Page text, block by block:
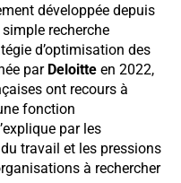
développée depuis
recherche
d’optimisation des
par Deloitte en 2022,
ont recours à
fonction
par les
travail et les pressions
à rechercher